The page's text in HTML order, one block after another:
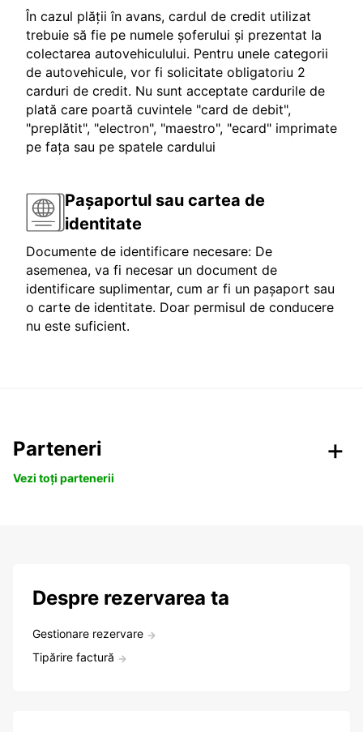
În cazul plății în avans, cardul de credit utilizat
trebuie să fie pe numele șoferului și prezentat la
colectarea autovehiculului. Pentru unele categorii
de autovehicule, vor fi solicitate obligatoriu 2
carduri de credit. Nu sunt acceptate cardurile de
plată care poartă cuvintele "card de debit",
"preplătit", "electron", "maestro", "ecard" imprimate
pe fața sau pe spatele cardului
Pașaportul sau cartea de
identitate
Documente de identificare necesare: De
asemenea, va fi necesar un document de
identificare suplimentar, cum ar fi un pașaport sau
o carte de identitate. Doar permisul de conducere
nu este suficient.
Parteneri
Vezi toți partenerii
Despre rezervarea ta
Gestionare rezervare
Tipărire factură